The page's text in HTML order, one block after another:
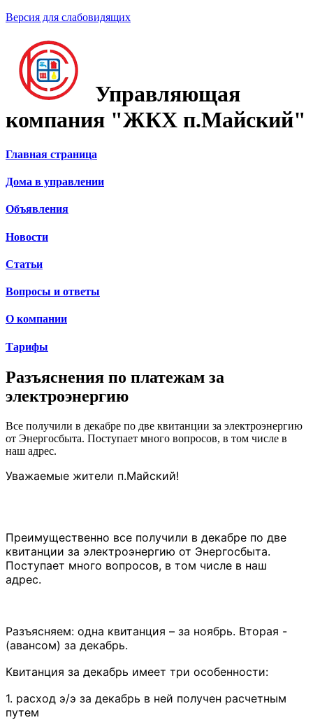
Версия для слабовидящих
Управляющая
компания "ЖКХ п.Майский"
Главная страница
Дома в управлении
Объявления
Новости
Статьи
Вопросы и ответы
О компании
Тарифы
Разъяснения по платежам за
электроэнергию
Все получили в декабре по две квитанции за электроэнергию
от Энергосбыта. Поступает много вопросов, в том числе в
наш адрес.
Уважаемые жители п.Майский!
Преимущественно все получили в декабре по две
квитанции за электроэнергию от Энергосбыта.
Поступает много вопросов, в том числе в наш
адрес.
Разъясняем: одна квитанция – за ноябрь. Вторая -
(авансом) за декабрь.
Квитанция за декабрь имеет три особенности:
1. расход э/э за декабрь в ней получен расчетным
путем